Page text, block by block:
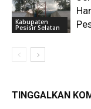
Kabupaten
Pesisir Selatan
TINGGALKAN